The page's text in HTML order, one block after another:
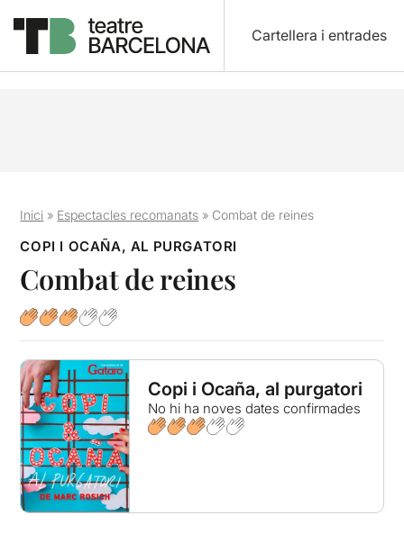
Cartellera i entrades
Inici » Espectacles recomanats » Combat de reines
COPI I OCAÑA, AL PURGATORI
Combat de reines
Copi i Ocaña, al purgatori
No hi ha noves dates confirmades